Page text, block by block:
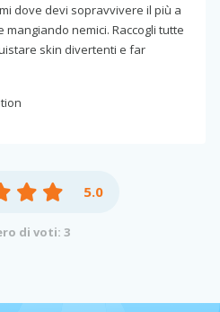
dove devi sopravvivere il più a
nemici. Raccogli tutte
skin divertenti e far
5.0
di voti: 3